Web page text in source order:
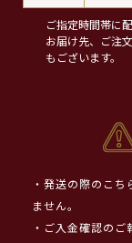
ご指定時間帯に
お届け先、ご注
もございます。
・発送の際のこ
ません。
・ご入金確認のご